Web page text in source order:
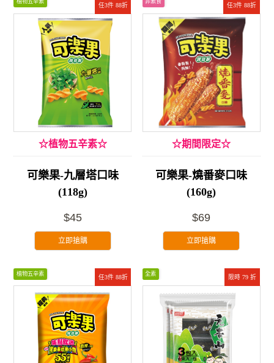
任3件 88折
植物五辛素
☆植物五辛素☆
可樂果-九層塔口味
(118g)
$45
立即搶購
任3件 88折
非素食
☆期間限定☆
可樂果-燒番麥口味
(160g)
$69
立即搶購
任3件 88折
植物五辛素
限時 79 折
全素